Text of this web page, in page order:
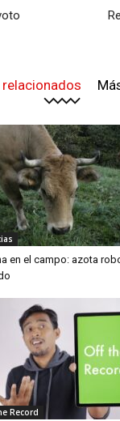
en el campo: azota
Record